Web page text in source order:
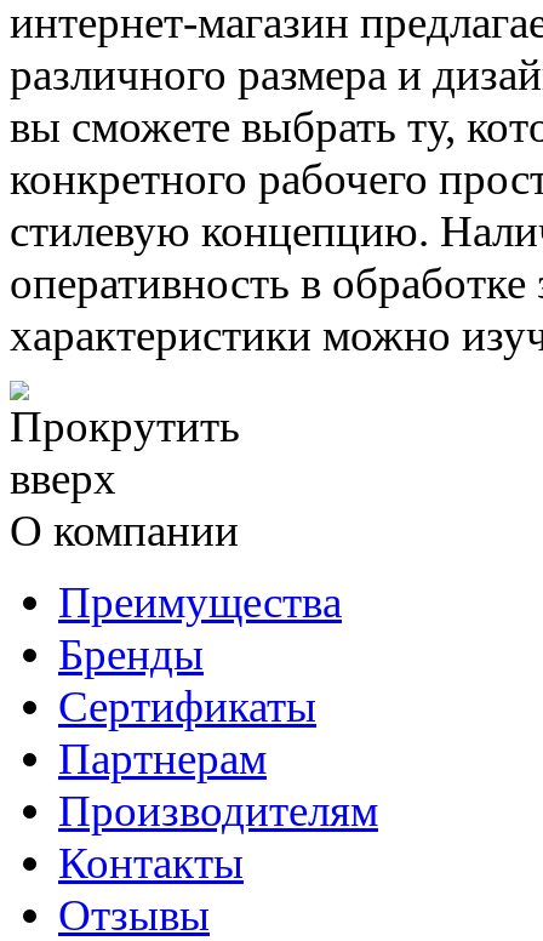
интернет-магазин
различного размера и
вы сможете выбрать ту,
конкретного рабочего
стилевую концепцию.
оперативность в
характеристики можно
О компании
Преимущества
Бренды
Сертификаты
Партнерам
Производителям
Контакты
Отзывы